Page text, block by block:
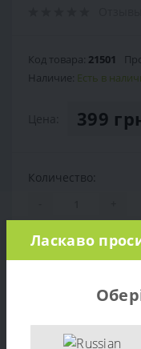
Код товара: 21501
Наличие: Есть в
399
Количество:
Ласкаво